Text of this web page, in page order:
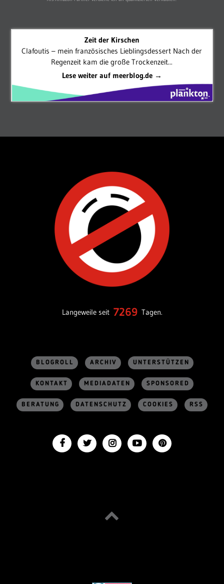
Zeit der Kirschen
Clafoutis – mein französisches Lieblingsdessert Nach der
Regenzeit kam die große Trockenzeit...
Lese weiter auf meerblog.de →
Langeweile seit 7269 Tagen.
BLOGROLL ARCHIV UNTERSTÜTZEN
KONTAKT MEDIADATEN SPONSORED
BERATUNG DATENSCHUTZ COOKIES RSS